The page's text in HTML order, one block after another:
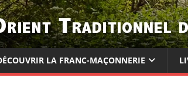
LA FRANC-MAÇONNERIE